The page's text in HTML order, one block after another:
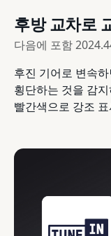
후방 교차로
다음에 포함
후진 기어로 변속
횡단하는 것을 감
빨간색으로 강조